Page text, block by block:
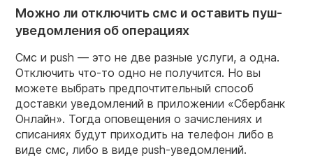
Можно ли отключить смс и оставить пуш-
уведомления об операциях
Смс и push — это не две разные услуги, а одна.
Отключить что-то одно не получится. Но вы
можете выбрать предпочтительный способ
доставки уведомлений в приложении «Сбербанк
Онлайн». Тогда оповещения о зачислениях и
списаниях будут приходить на телефон либо в
виде смс, либо в виде push-уведомлений.